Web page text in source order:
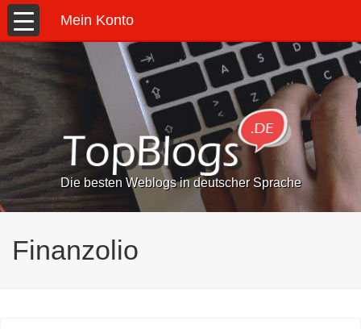
Mein Konto
Die besten Weblogs in deutscher Sprache
Finanzolio